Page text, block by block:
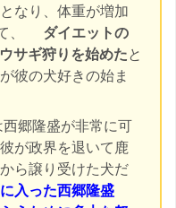
なり、体重が増加
、
ダイエットの
サギ狩りを始めたと
彼の犬好きの始ま
郷隆盛が非常に可
が政界を退いて鹿
ら譲り受けた犬だ
入った西郷隆盛